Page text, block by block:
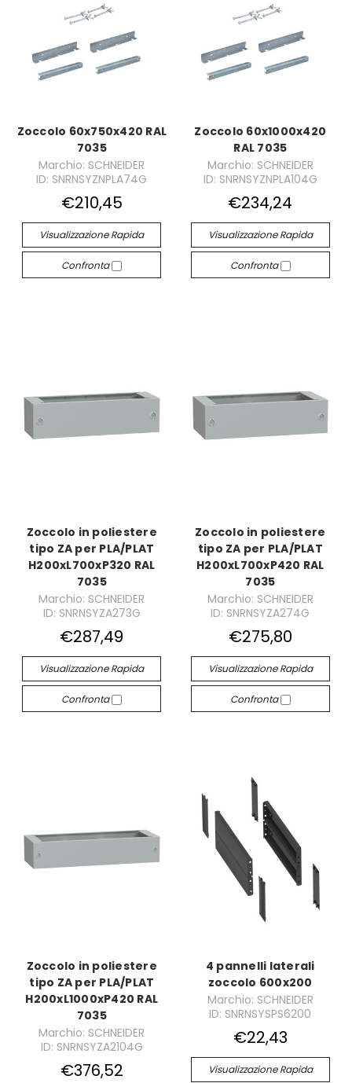
Zoccolo 60x750x420 RAL
7035
Marchio: SCHNEIDER
ID: SNRNSYZNPLA74G
€210,45
Visualizzazione Rapida
Confronta
Zoccolo 60x1000x420
RAL 7035
Marchio: SCHNEIDER
ID: SNRNSYZNPLA104G
€234,24
Visualizzazione Rapida
Confronta
Zoccolo in poliestere
tipo ZA per PLA/PLAT
H200xL700xP320 RAL
7035
Marchio: SCHNEIDER
ID: SNRNSYZA273G
€287,49
Visualizzazione Rapida
Confronta
Zoccolo in poliestere
tipo ZA per PLA/PLAT
H200xL700xP420 RAL
7035
Marchio: SCHNEIDER
ID: SNRNSYZA274G
€275,80
Visualizzazione Rapida
Confronta
Zoccolo in poliestere
tipo ZA per PLA/PLAT
H200xL1000xP420 RAL
7035
Marchio: SCHNEIDER
ID: SNRNSYZA2104G
€376,52
4 pannelli laterali
zoccolo 600x200
Marchio: SCHNEIDER
ID: SNRNSYSPS6200
€22,43
Visualizzazione Rapida